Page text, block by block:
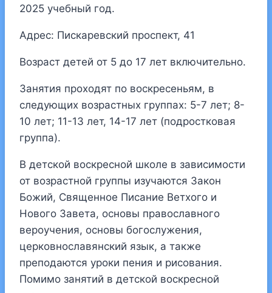
2025 учебный год.
Адрес: Пискаревский проспект, 41
Возраст детей от 5 до 17 лет включительно.
Занятия проходят по воскресеньям, в
следующих возрастных группах: 5-7 лет; 8-
10 лет; 11-13 лет, 14-17 лет (подростковая
группа).
В детской воскресной школе в зависимости
от возрастной группы изучаются Закон
Божий, Священное Писание Ветхого и
Нового Завета, основы православного
вероучения, основы богослужения,
церковнославянский язык, а также
преподаются уроки пения и рисования.
Помимо занятий в детской воскресной